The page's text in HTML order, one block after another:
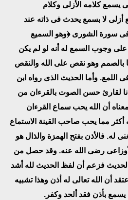
يسمع كلامه الأزلى وكلام
أزلى لا بسمع يحدث فى ذاته عند
فى سورة الشورى ﴿وهو السميع
على وجوب السمع له أنه لو لم يكن
بالصمم وهو نقص على الله والنقص
اللمع. وأما الحديث الذى رواه ابن
لقارئ حسن الصوت بالقرءان من
أن الله يحب سماع القرءان
مما يحب صاحب القينة الاستماع
له. فالأذن بفتح الهمزة والذال هو
رضى الله عنه. وقد حصل من
فزعم أن لفظ الحديث لله أشد
أن الله تعالى له أذن وهذا تشبيه
يسمع بأذن فقد ألحد وكفر.